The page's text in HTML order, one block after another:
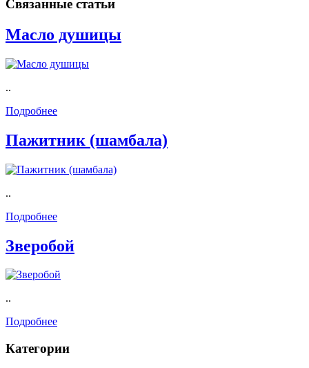
Связанные статьи
Масло душицы
..
Подробнее
Пажитник (шамбала)
..
Подробнее
Зверобой
..
Подробнее
Категории